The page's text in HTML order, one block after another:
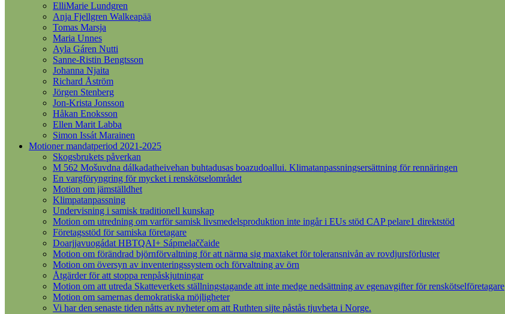
ElliMarie Lundgren
Anja Fjellgren Walkeapää
Tomas Marsja
Maria Unnes
Ayla Gáren Nutti
Sanne-Ristin Bengtsson
Johanna Njaita
Richard Åström
Jörgen Stenberg
Jon-Krista Jonsson
Håkan Enoksson
Ellen Marit Labba
Simon Issát Marainen
Motioner mandatperiod 2021-2025
Skogsbrukets påverkan
M 562 Mošuvdna dálkadatheivehan buhtadusas boazudoallui. Klimatanpassningsersättning för rennäringen
En vargföryngring för mycket i renskötselområdet
Motion om jämställdhet
Klimpatanpassning
Undervisning i samisk traditionell kunskap
Motion om utredning om varför samisk livsmedelsproduktion inte ingår i EUs stöd CAP pelare1 direktstöd
Företagsstöd för samiska företagare
Doarjjavuogádat HBTQAI+ Sápmelaččaide
Motion om förändrad björnförvaltning för att närma sig maxtaket för toleransnivån av rovdjursförluster
Motion om översyn av inventeringssystem och förvaltning av örn
Åtgärder för att stoppa renpåskjutningar
Motion om att utreda Skatteverkets ställningstagande att inte medge nedsättning av egenavgifter för renskötselföretagare
Motion om samernas demokratiska möjligheter
Vi har den senaste tiden nåtts av nyheter om att Ruthten sijte påstås tjuvbeta i Norge.